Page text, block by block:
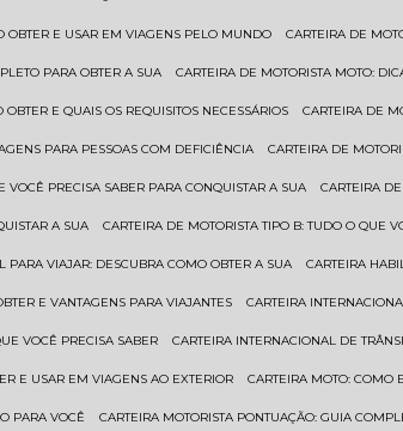
OBTER E USAR EM VIAGENS PELO MUNDO CARTEIRA DE
PARA OBTER A SUA CARTEIRA DE MOTORISTA MOTO:
OBTER E QUAIS OS REQUISITOS NECESSÁRIOS CARTEIRA DE
PARA PESSOAS COM DEFICIÊNCIA CARTEIRA DE
VOCÊ PRECISA SABER PARA CONQUISTAR A SUA CARTEIRA
A SUA CARTEIRA DE MOTORISTA TIPO B: TUDO O QUE
PARA VIAJAR: DESCUBRA COMO OBTER A SUA CARTEIRA
E VANTAGENS PARA VIAJANTES CARTEIRA
VOCÊ PRECISA SABER CARTEIRA INTERNACIONAL DE
E USAR EM VIAGENS AO EXTERIOR CARTEIRA MOTO:
PARA VOCÊ CARTEIRA MOTORISTA PONTUAÇÃO: GUIA